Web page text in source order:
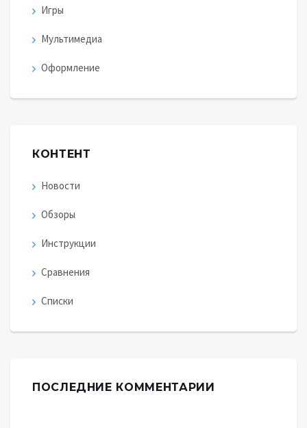
Игры
Мультимедиа
Оформление
КОНТЕНТ
Новости
Обзоры
Инструкции
Сравнения
Списки
ПОСЛЕДНИЕ КОММЕНТАРИИ